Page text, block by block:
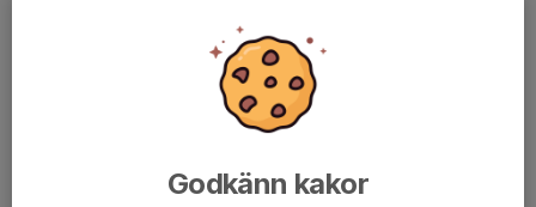
föräldragruppen kommer vara på plats. Vi kommer att
ordna pizza och lite snacks, och hitta på skojiga
aktiviteter ihop. Vi önskar att ni svarar på kallelsen
senast den 29/11, detta för att vi ska kunna planera
kommentarsrutan när du svarar på kallelsen.
Godkänn kakor